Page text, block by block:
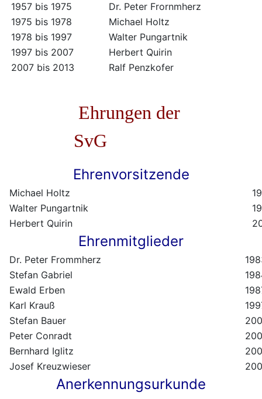
1957 bis 1975
Dr. Peter Frornmherz
1975 bis 1978
Michael Holtz
1978 bis 1997
Walter Pungartnik
1997 bis 2007
Herbert Quirin
2007 bis 2013
Ralf Penzkofer
Ehrungen der
SvG
Ehrenvorsitzende
Michael Holtz
Walter Pungartnik
Herbert Quirin
Ehrenmitglieder
Dr. Peter Frommherz
Stefan Gabriel
Ewald Erben
Karl Krauß
Stefan Bauer
Peter Conradt
Bernhard Iglitz
Josef Kreuzwieser
Anerkennungsurkunde